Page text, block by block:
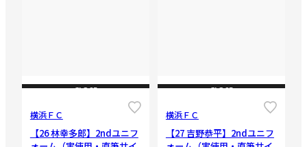
CLOSE
横浜ＦＣ
【26 林幸多郎】2ndユニフ
CLOSE
横浜ＦＣ
【27 吉野恭平】2ndユニフ